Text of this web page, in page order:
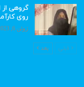
گروهی از
روی
ژوئن 6, 2023
قبلی بعد